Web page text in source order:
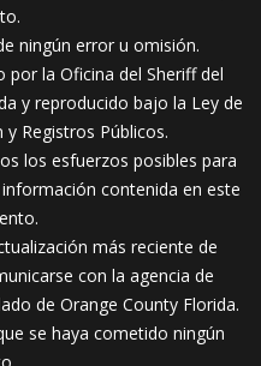
ningún error u omisión.
la Oficina del Sheriff del
y reproducido bajo la Ley de
Registros Públicos.
los esfuerzos posibles para
contenida en este
más reciente de
con la agencia de
de Orange County Florida.
se haya cometido ningún